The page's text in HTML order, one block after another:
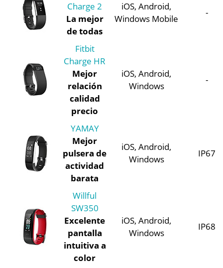
Charge 2
La mejor
de todas
iOS, Android,
Windows Mobile
-
Fitbit
Charge HR
Mejor
relación
calidad
precio
iOS, Android,
Windows
-
YAMAY
Mejor
pulsera de
actividad
barata
iOS, Android,
Windows
IP67
Willful
SW350
Excelente
pantalla
intuitiva a
color
iOS, Android,
Windows
IP68